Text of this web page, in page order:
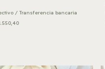
/ Transferencia bancaria